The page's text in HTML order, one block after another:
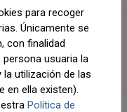
para recoger
Únicamente se
con finalidad
usuaria la
utilización de las
en ella existen).
Política de